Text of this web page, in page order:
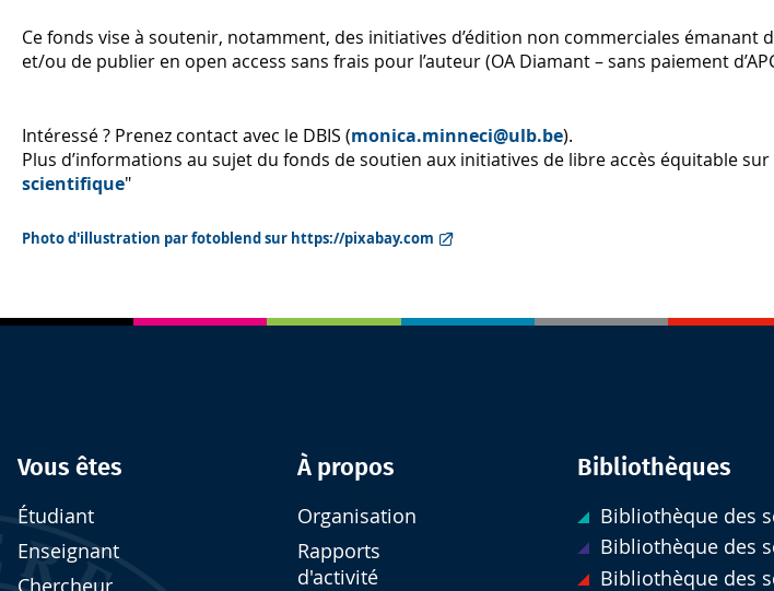
Ce fonds vise à soutenir, notamment, des initiatives d’édition non commerciales émanant
et/ou de publier en open access sans frais pour l’auteur (OA Diamant – sans paiement
Intéressé ? Prenez contact avec le DBIS (monica.minneci@ulb.be).
Plus d’informations au sujet du fonds de soutien aux initiatives de libre accès équitable sur
scientifique"
Photo d'illustration par fotoblend sur https://pixabay.com
Vous êtes
Étudiant
Enseignant
Chercheur
À propos
Organisation
Rapports
d'activité
Bibliothèques
Bibliothèque des
Bibliothèque des
Bibliothèque des